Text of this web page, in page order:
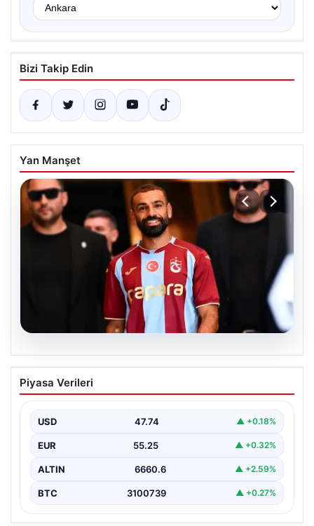
Bizi Takip Edin
Yan Manşet
Trabzonspor’un Göztepe Maçı Kadrosu
Netleşti: Salah Sürprizi
veda edeceği jübile maçında yarın akşam kozlarını
paylaşacak.…
Piyasa Verileri
USD 47.74 ▲ +0.18%
EUR 55.25 ▲ +0.32%
ALTIN 6660.6 ▲ +2.59%
BTC 3100739 ▲ +0.27%